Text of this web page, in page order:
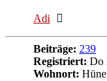
Adi
Beiträge: 239
Registriert: Do
Wohnort: